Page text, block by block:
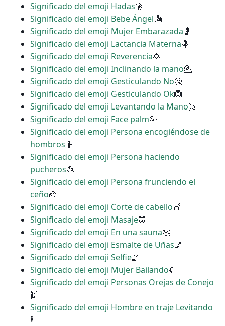
Significado del emoji Hadas🧚
Significado del emoji Bebe Ángel👼
Significado del emoji Mujer Embarazada 🤰
Significado del emoji Lactancia Materna🤱
Significado del emoji Reverencia🙇
Significado del emoji Inclinando la mano💁
Significado del emoji Gesticulando No🙅
Significado del emoji Gesticulando Ok🙆
Significado del emoji Levantando la Mano🙋
Significado del emoji Face palm🤦
Significado del emoji Persona encogiéndose de
hombros🤷
Significado del emoji Persona haciendo
pucheros🙎
Significado del emoji Persona frunciendo el
ceño🙍
Significado del emoji Corte de cabello💇
Significado del emoji Masaje💆
Significado del emoji En una sauna🧖
Significado del emoji Esmalte de Uñas💅
Significado del emoji Selfie🤳
Significado del emoji Mujer Bailando💃
Significado del emoji Personas Orejas de Conejo
👯
Significado del emoji Hombre en traje Levitando
🕴